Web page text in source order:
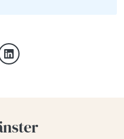
på X
Dela på LinkedIn